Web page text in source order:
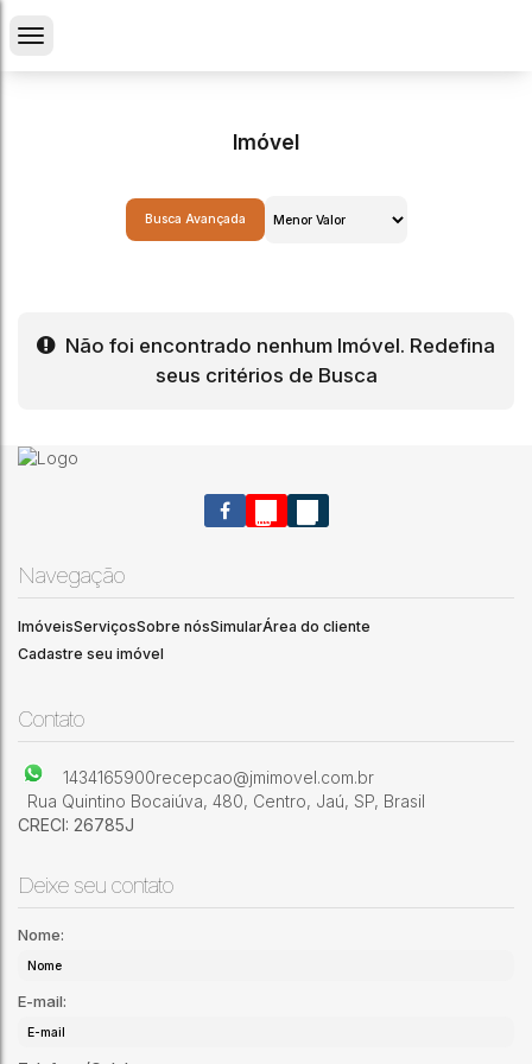
Imóvel
Busca Avançada
Não foi encontrado nenhum Imóvel. Redefina
seus critérios de Busca
Navegação
ImóveisServiçosSobre nósSimularÁrea do cliente
Cadastre seu imóvel
Contato
1434165900recepcao@jmimovel.com.br
Rua Quintino Bocaiúva, 480, Centro, Jaú, SP, Brasil
CRECI: 26785J
Deixe seu contato
Nome:
E-mail: